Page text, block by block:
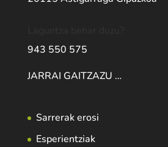
943 550 575
JARRAI GAITZAZU …
Sarrerak erosi
Esperientziak